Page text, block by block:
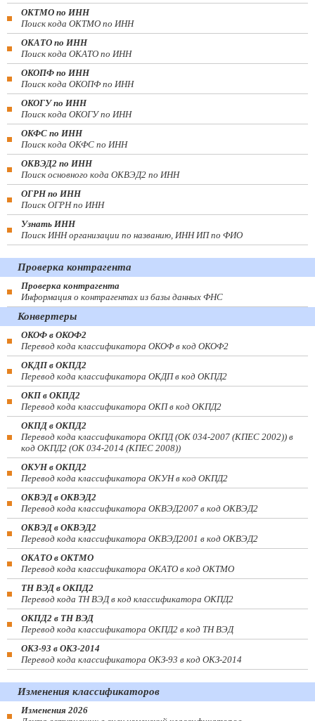
ОКТМО по ИНН
Поиск кода ОКТМО по ИНН
ОКАТО по ИНН
Поиск кода ОКАТО по ИНН
ОКОПФ по ИНН
Поиск кода ОКОПФ по ИНН
ОКОГУ по ИНН
Поиск кода ОКОГУ по ИНН
ОКФС по ИНН
Поиск кода ОКФС по ИНН
ОКВЭД2 по ИНН
Поиск основного кода ОКВЭД2 по ИНН
ОГРН по ИНН
Поиск ОГРН по ИНН
Узнать ИНН
Поиск ИНН организации по названию, ИНН ИП по ФИО
Проверка контрагента
Проверка контрагента
Информация о контрагентах из базы данных ФНС
Конвертеры
ОКОФ в ОКОФ2
Перевод кода классификатора ОКОФ в код ОКОФ2
ОКДП в ОКПД2
Перевод кода классификатора ОКДП в код ОКПД2
ОКП в ОКПД2
Перевод кода классификатора ОКП в код ОКПД2
ОКПД в ОКПД2
Перевод кода классификатора ОКПД (ОК 034-2007 (КПЕС 2002)) в
код ОКПД2 (ОК 034-2014 (КПЕС 2008))
ОКУН в ОКПД2
Перевод кода классификатора ОКУН в код ОКПД2
ОКВЭД в ОКВЭД2
Перевод кода классификатора ОКВЭД2007 в код ОКВЭД2
ОКВЭД в ОКВЭД2
Перевод кода классификатора ОКВЭД2001 в код ОКВЭД2
ОКАТО в ОКТМО
Перевод кода классификатора ОКАТО в код ОКТМО
ТН ВЭД в ОКПД2
Перевод кода ТН ВЭД в код классификатора ОКПД2
ОКПД2 в ТН ВЭД
Перевод кода классификатора ОКПД2 в код ТН ВЭД
ОКЗ-93 в ОКЗ-2014
Перевод кода классификатора ОКЗ-93 в код ОКЗ-2014
Изменения классификаторов
Изменения 2026